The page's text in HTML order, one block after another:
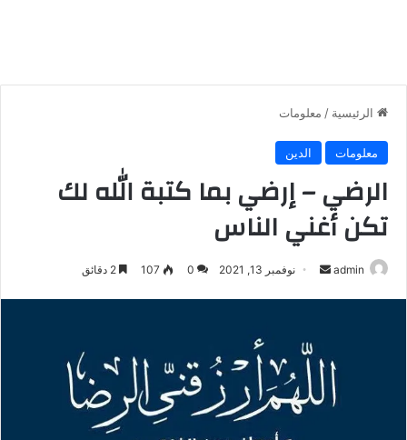
الرئيسية / معلومات
معلومات الدين
الرضي – إرضي بما كتبة الله لك
تكن أغني الناس
admin
أرسل نوفمبر 13, 2021 0
107